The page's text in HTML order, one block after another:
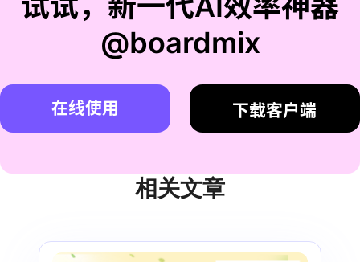
@boardmix
在线使用 下载客户端
相关文章